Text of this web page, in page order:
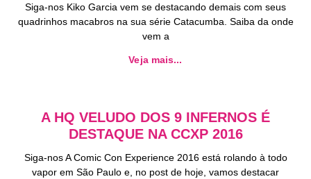
Siga-nos Kiko Garcia vem se destacando demais com seus
quadrinhos macabros na sua série Catacumba. Saiba da onde
vem a
Veja mais...
A HQ VELUDO DOS 9 INFERNOS É
DESTAQUE NA CCXP 2016
Siga-nos A Comic Con Experience 2016 está rolando à todo
vapor em São Paulo e, no post de hoje, vamos destacar